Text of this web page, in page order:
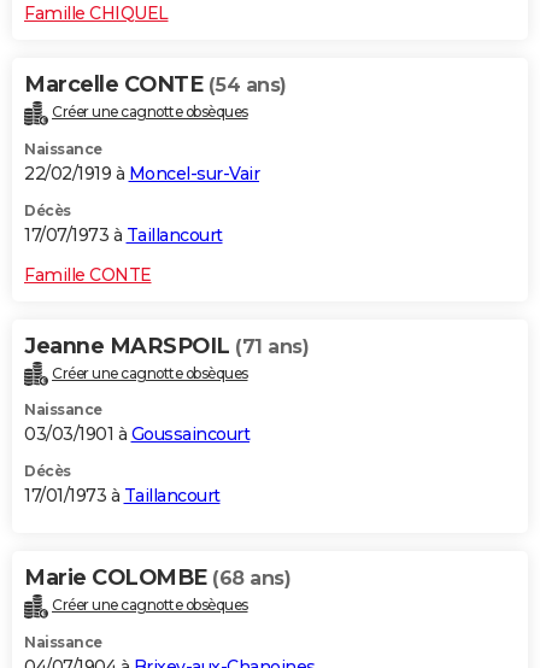
Famille CHIQUEL
Marcelle CONTE (54 ans)
Créer une cagnotte obsèques
Naissance
22/02/1919 à Moncel-sur-Vair
Décès
17/07/1973 à Taillancourt
Famille CONTE
Jeanne MARSPOIL (71 ans)
Créer une cagnotte obsèques
Naissance
03/03/1901 à Goussaincourt
Décès
17/01/1973 à Taillancourt
Marie COLOMBE (68 ans)
Créer une cagnotte obsèques
Naissance